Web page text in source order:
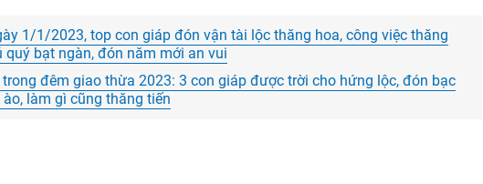
1/1/2023, top con giáp đón vận tài lộc thăng hoa, công việc thăng
quý bạt ngàn, đón năm mới an vui
đêm giao thừa 2023: 3 con giáp được trời cho hứng lộc, đón bạc
làm gì cũng thăng tiến